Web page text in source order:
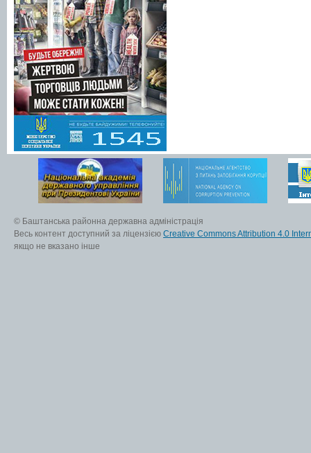
© Баштанська районна державна адміністрація
Весь контент доступний за ліцензією Creative Commons Attribution 4.0
якщо не вказано інше